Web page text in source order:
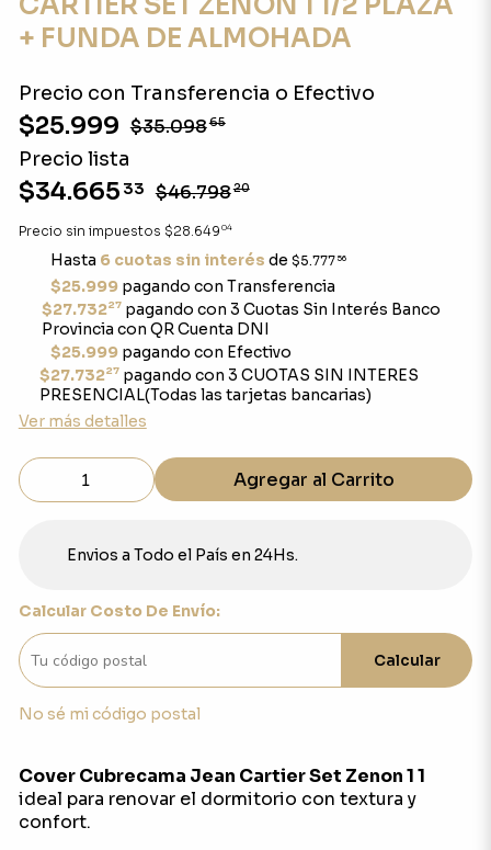
+ FUNDA DE ALMOHADA
Precio con Transferencia o Efectivo
$25.999 $35.09865
Precio lista
$34.665 33 $46.79820
Precio sin impuestos $28.649 04
Hasta 6 cuotas sin interés de $5.777 56
$25.999pagando con Transferencia
$27.73227 pagando con 3 Cuotas Sin Interés Banco
Provincia con QR Cuenta DNI
$25.999pagando con Efectivo
$27.73227 pagando con 3 CUOTAS SIN INTERES
PRESENCIAL(Todas las tarjetas bancarias)
Ver más detalles
Agregar al Carrito
Envios a Todo el País en 24Hs.
Calcular Costo De Envío:
Calcular
No sé mi código postal
Cover Cubrecama Jean Cartier Set Zenon 1 1
ideal para renovar el dormitorio con textura y
confort.